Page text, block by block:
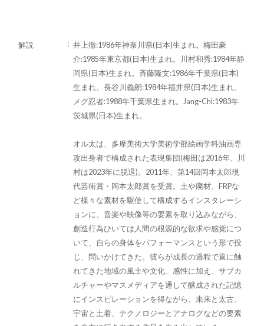
解説
井上徹:1986年神奈川県(日本)生まれ。梅田豪
介:1985年東京都(日本)生まれ。川村和秀:1984年静
岡県(日本)生まれ。斉藤隆文:1986年千葉県(日本)
生まれ。長谷川義朗:1984年福井県(日本)生まれ。
メグ忍者:1988年千葉県生まれ。Jang-Chi:1983年
茨城県(日本)生まれ。
オル太は、多摩美術大学美術学部絵画学科油画専
攻出身者で構成された表現集団(梅田は2016年、川
村は2023年に脱退)。2011年、第14回岡本太郎現
代芸術賞・岡本太郎賞を受賞。土や廃材、FRPな
ど様々な素材を駆使して構成するインスタレーシ
ョンに、音楽や映像等の要素を取り込みながら、
創造行為ひいては人間の根源的な欲求や感覚につ
いて、自らの身体をパフォーマンスという形で投
じ、問いかけてきた。彼らが成長の過程で直に触
れてきた地域の風土や文化、感性に加え、サブカ
ルチャーやマスメディアを通して醸成された記憶
にインスピレーションを得ながら、未来と太古、
宇宙と土着、テクノロジーとアナログなどの要素